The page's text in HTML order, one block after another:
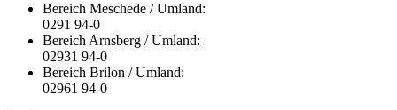
Bereich Meschede / Umland:
0291 94-0
Bereich Arnsberg / Umland:
02931 94-0
Bereich Brilon / Umland:
02961 94-0